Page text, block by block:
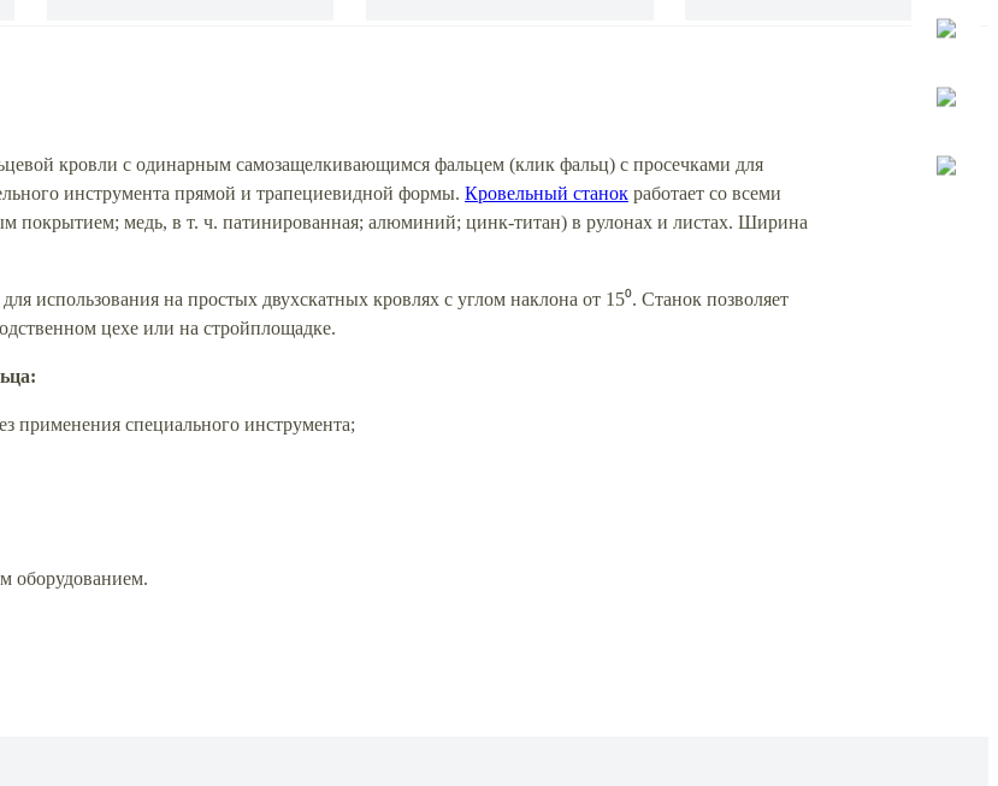
кровли с одинарным самозащелкивающимся фальцем (клик фальц) с просечками для
инструмента прямой и трапециевидной формы. Кровельный станок работает со всеми
покрытием; медь, в т. ч. патинированная; алюминий; цинк-титан) в рулонах и листах. Ширина
использования на простых двухскатных кровлях с углом наклона от 15⁰. Станок позволяет
цехе или на стройплощадке.
применения специального инструмента;
оборудованием.